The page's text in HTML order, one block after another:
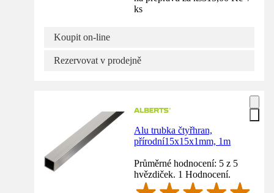
ks
Koupit on-line
Rezervovat v prodejně
Alu trubka čtyřhran,
přírodní15x15x1mm, 1m
Průměrné hodnocení: 5 z 5
hvězdiček. 1 Hodnocení.